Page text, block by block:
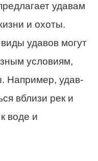
удавам
и охоты.
удавов могут
условиям,
Например, удав-
вблизи рек и
воде и